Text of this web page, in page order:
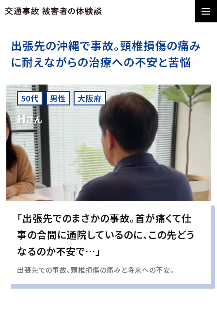
出張先の沖縄で事故。頸椎損傷の痛み
に耐えながらの治療への不安と苦悩
50代 男性 大阪府
Hさん
「出張先でのまさかの事故。首が痛くて仕
事の合間に通院しているのに、この先どう
なるのか不安で…」
出張先での事故、頸椎損傷の痛みと将来への不安。